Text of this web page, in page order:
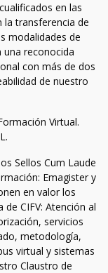
en las
transferencia de
modalidades de
una reconocida
con más de dos
de nuestro
Virtual.
Sellos Cum Laude
Emagister y
en valor los
de CIFV: Atención al
servicios
metodología,
virtual y sistemas
Claustro de